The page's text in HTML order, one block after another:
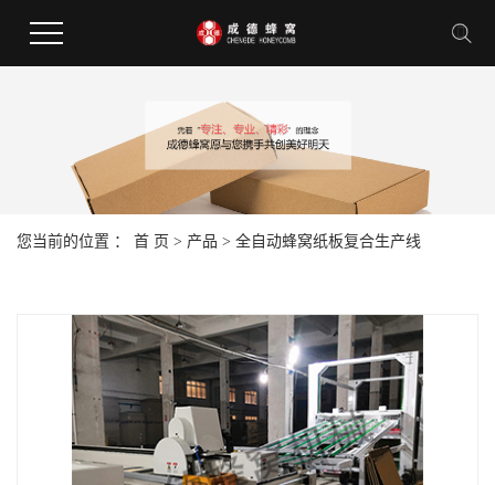
您当前的位置 ： 首 页 > 产品 > 全自动蜂窝纸板复合生产线